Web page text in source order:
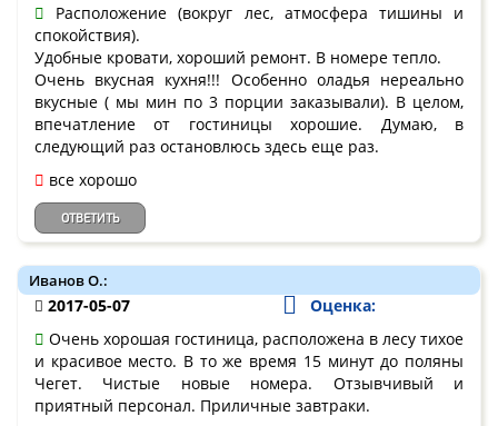
Расположение (вокруг лес, атмосфера тишины и
спокойствия).
Удобные кровати, хороший ремонт. В номере тепло.
Очень вкусная кухня!!! Особенно оладья нереально
вкусные ( мы мин по 3 порции заказывали). В целом,
впечатление от гостиницы хорошие. Думаю, в
следующий раз остановлюсь здесь еще раз.
все хорошо
ОТВЕТИТЬ
Иванов О.:
2017-05-07
Оценка:
Очень хорошая гостиница, расположена в лесу тихое
и красивое место. В то же время 15 минут до поляны
Чегет. Чистые новые номера. Отзывчивый и
приятный персонал. Приличные завтраки.